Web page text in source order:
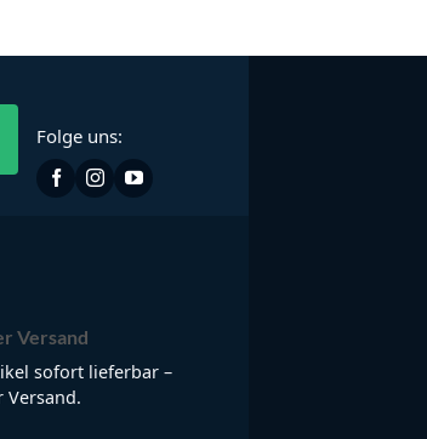
Folge uns:
Versand
sofort lieferbar –
Versand.